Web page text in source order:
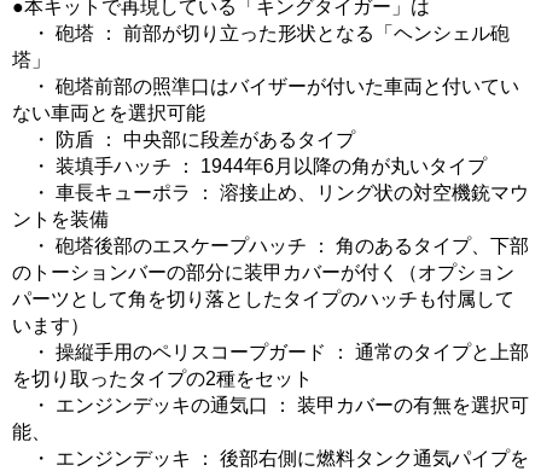
●本キットで再現している「キングタイガー」は
・ 砲塔 ： 前部が切り立った形状となる「ヘンシェル砲
塔」
・ 砲塔前部の照準口はバイザーが付いた車両と付いてい
ない車両とを選択可能
・ 防盾 ： 中央部に段差があるタイプ
・ 装填手ハッチ ： 1944年6月以降の角が丸いタイプ
・ 車長キューポラ ： 溶接止め、リング状の対空機銃マウ
ントを装備
・ 砲塔後部のエスケープハッチ ： 角のあるタイプ、下部
のトーションバーの部分に装甲カバーが付く（オプション
パーツとして角を切り落としたタイプのハッチも付属して
います）
・ 操縦手用のペリスコープガード ： 通常のタイプと上部
を切り取ったタイプの2種をセット
・ エンジンデッキの通気口 ： 装甲カバーの有無を選択可
能、
・ エンジンデッキ ： 後部右側に燃料タンク通気パイプを